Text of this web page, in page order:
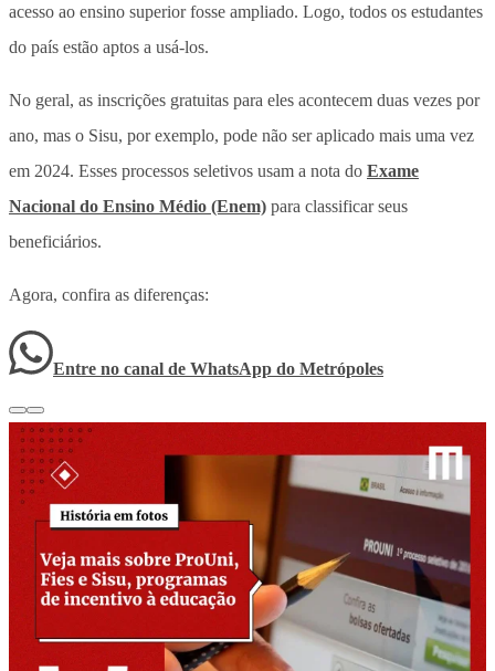
acesso ao ensino superior fosse ampliado. Logo, todos os estudantes
do país estão aptos a usá-los.
No geral, as inscrições gratuitas para eles acontecem duas vezes por
ano, mas o Sisu, por exemplo, pode não ser aplicado mais uma vez
em 2024. Esses processos seletivos usam a nota do Exame
Nacional do Ensino Médio (Enem) para classificar seus
beneficiários.
Agora, confira as diferenças:
Entre no canal de WhatsApp do Metrópoles